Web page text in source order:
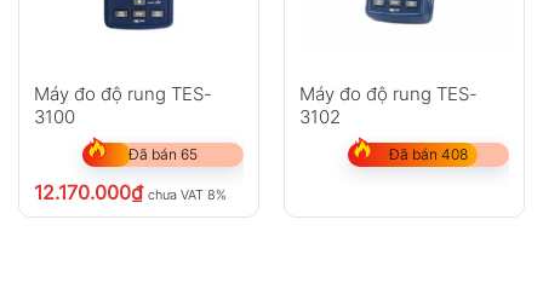
Máy đo độ rung TES-
3100
Đã bán 65
12.170.000₫ chưa VAT 8%
Máy đo độ rung TES-
3102
Đã bán 408